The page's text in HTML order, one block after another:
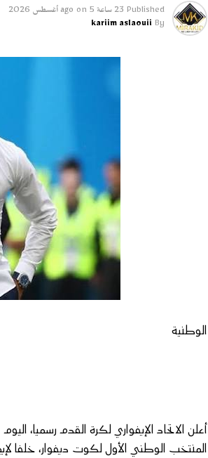
Published 23 ساعة ago on 5 أغسطس 2026
By
kariim aslaouii
الوطنية
أعلن الاتحاد الإيفواري لكرة القدم رسميا،
المنتخب الوطني الأول لكوت ديفوار، خلفا